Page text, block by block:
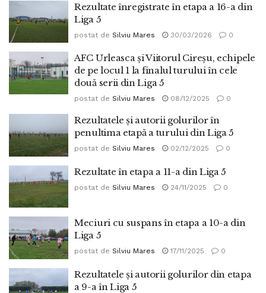
Rezultate înregistrate în etapa a 16-a din
Liga 5
postat de Silviu Mares 30/03/2026 0
AFC Urleasca și Viitorul Cireșu, echipele
de pe locul 1 la finalul turului în cele
două serii din Liga 5
postat de Silviu Mares 08/12/2025 0
Rezultatele și autorii golurilor în
penultima etapă a turului din Liga 5
postat de Silviu Mares 02/12/2025 0
Rezultate în etapa a 11-a din Liga 5
postat de Silviu Mares 24/11/2025 0
Meciuri cu suspans în etapa a 10-a din
Liga 5
postat de Silviu Mares 17/11/2025 0
Rezultatele și autorii golurilor din etapa
a 9-a în Liga 5